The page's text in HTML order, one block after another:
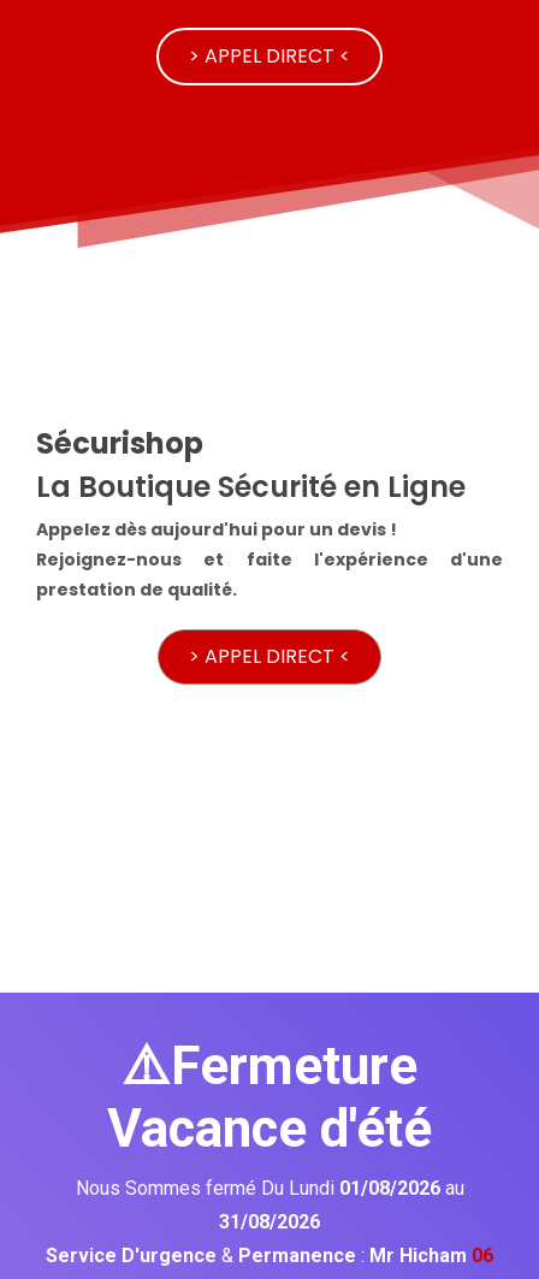
> APPEL DIRECT <
Sécurishop
La Boutique Sécurité en Ligne
Appelez dès aujourd'hui pour un devis !
Rejoignez-nous et faite l'expérience d'une
prestation de qualité.
> APPEL DIRECT <
⚠️Fermeture
Vacance d'été
Nous Sommes fermé Du Lundi 01/08/2026 au
31/08/2026
Service D'urgence & Permanence : Mr Hicham 06